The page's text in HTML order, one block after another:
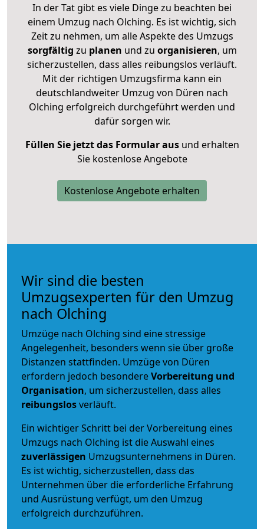
In der Tat gibt es viele Dinge zu beachten bei
einem Umzug nach Olching. Es ist wichtig, sich
Zeit zu nehmen, um alle Aspekte des Umzugs
sorgfältig zu planen und zu organisieren, um
sicherzustellen, dass alles reibungslos verläuft.
Mit der richtigen Umzugsfirma kann ein
deutschlandweiter Umzug von Düren nach
Olching erfolgreich durchgeführt werden und
dafür sorgen wir.
Füllen Sie jetzt das Formular ausund erhalten
Sie kostenlose Angebote
Kostenlose Angebote erhalten
Wir sind die besten
Umzugsexperten für den Umzug
nach Olching
Umzüge nach Olching sind eine stressige
Angelegenheit, besonders wenn sie über große
Distanzen stattfinden. Umzüge von Düren
erfordern jedoch besondereVorbereitung und
Organisation, um sicherzustellen, dass alles
reibungslosverläuft.
Ein wichtiger Schritt bei der Vorbereitung eines
Umzugs nach Olching ist die Auswahl eines
zuverlässigen Umzugsunternehmens in Düren.
Es ist wichtig, sicherzustellen, dass das
Unternehmen über die erforderliche Erfahrung
und Ausrüstung verfügt, um den Umzug
erfolgreich durchzuführen.